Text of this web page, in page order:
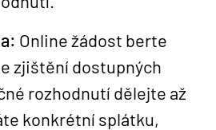
Online žádost berte
zjištění dostupných
rozhodnutí dělejte až
konkrétní splátku,